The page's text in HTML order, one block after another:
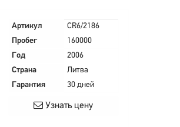
Артикул
CR6/2186
Пробег
160000
Год
2006
Страна
Литва
Гарантия
30 дней
Узнать цену